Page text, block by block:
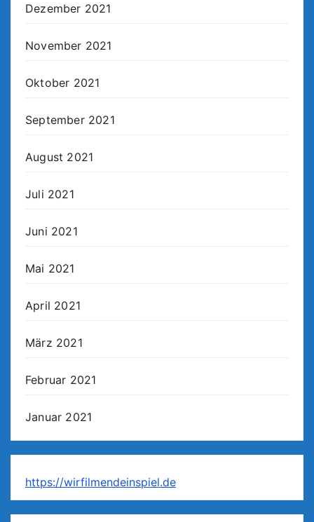
Dezember 2021
November 2021
Oktober 2021
September 2021
August 2021
Juli 2021
Juni 2021
Mai 2021
April 2021
März 2021
Februar 2021
Januar 2021
https://wirfilmendeinspiel.de